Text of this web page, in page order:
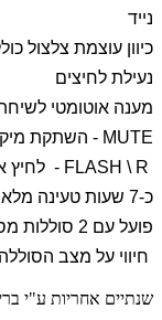
נייד
כיוון עוצמת צלצול
נעילת לחיצים
מענה אוטומטי
MUTE - השתקת
FLASH \ R - לחיץ
כ-7 שעות טעינה מלאה ,18 שעות עבודה, 200 שעות המתנה
פועל עם 2 סוללות מסוג
חיווי על מצב הסוללה
שנתיים אחריות ע"י